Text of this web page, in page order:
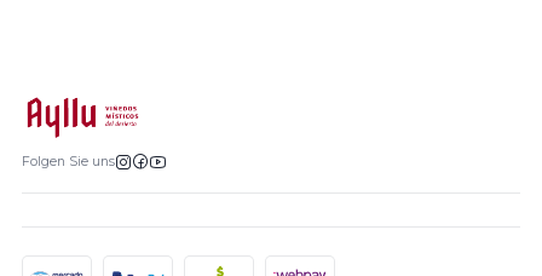
Folgen Sie uns